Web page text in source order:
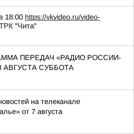
18:00 https://vkvideo.ru/video-
"Чита"
ПЕРЕДАЧ «РАДИО РОССИИ-
АВГУСТА СУББОТА
на телеканале
от 7 августа